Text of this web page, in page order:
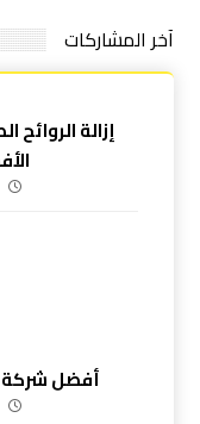
آخر المشاركات
إزالة
أفضل شركة